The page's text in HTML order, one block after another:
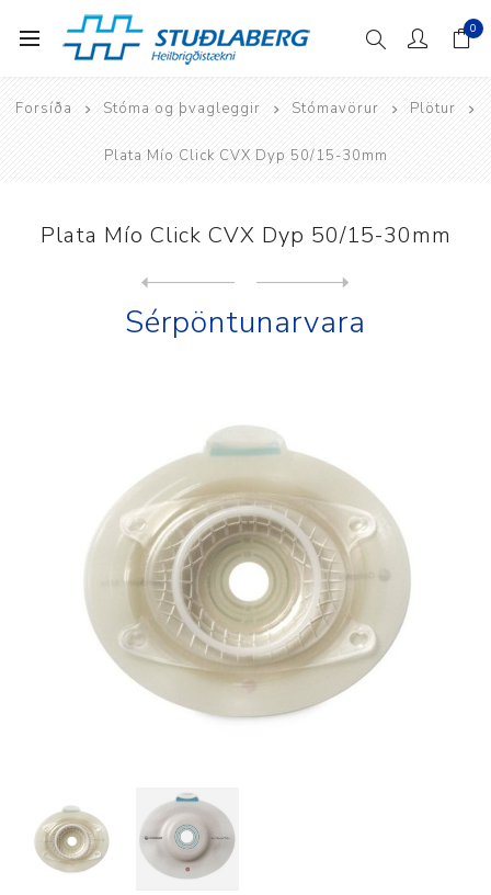
0
Forsíða Stóma og þvagleggir Stómavörur Plötur
Plata Mío Click CVX Dyp 50/15-30mm
Plata Mío Click CVX Dyp 50/15-30mm
Sérpöntunarvara